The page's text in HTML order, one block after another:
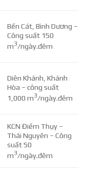
Bến Cát, Bình Dương –
Công suất 150
m3/ngày.đêm
Diên Khánh, Khánh
Hòa – công suất
1,000 m3/ngày.đêm
KCN Điềm Thụy –
Thái Nguyên – Công
suất 50
m3/ngày.đêm